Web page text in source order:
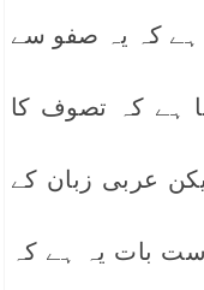
ہے کہ یہ صفو سے
ہے کہ تصوف کا
عربی زبان کے
بات یہ ہے کہ